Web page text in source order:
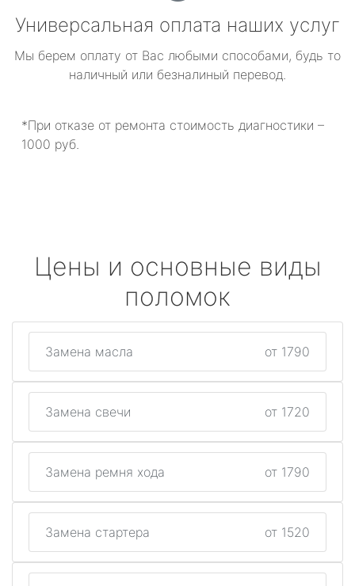
Универсальная оплата наших услуг
Мы берем оплату от Вас любыми способами, будь то
наличный или безналиный перевод.
*При отказе от ремонта стоимость диагностики –
1000 руб.
Цены и основные виды
поломок
Замена масла от 1790
Замена свечи от 1720
Замена ремня хода от 1790
Замена стартера от 1520